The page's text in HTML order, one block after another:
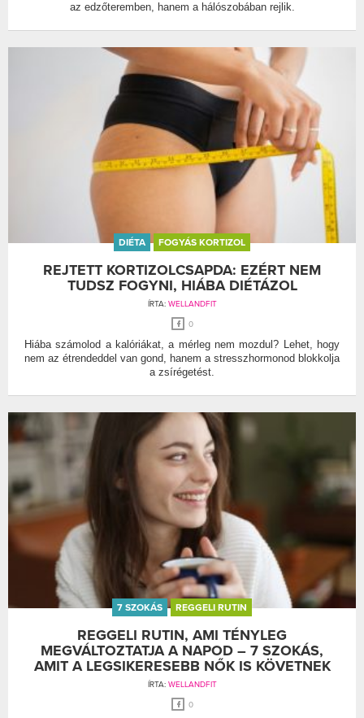
az edzőteremben, hanem a hálószobában rejlik.
DIÉTA FOGYÁS KORTIZOL
REJTETT KORTIZOLCSAPDA: EZÉRT NEM
TUDSZ FOGYNI, HIÁBA DIÉTÁZOL
ÍRTA: WELLANDFIT
0
Hiába számolod a kalóriákat, a mérleg nem mozdul? Lehet, hogy
nem az étrendeddel van gond, hanem a stresszhormonod blokkolja
a zsírégetést.
7 SZOKÁS REGGELI RUTIN
REGGELI RUTIN, AMI TÉNYLEG
MEGVÁLTOZTATJA A NAPOD – 7 SZOKÁS,
AMIT A LEGSIKERESEBB NŐK IS KÖVETNEK
ÍRTA: WELLANDFIT
0